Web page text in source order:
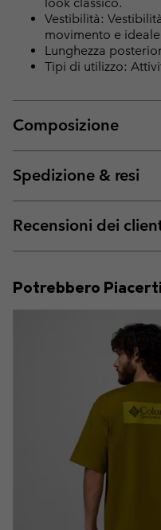
Vestibilità:
movimento e
Lunghezza
Tipi di utilizzo:
Composizione
Spedizione & resi
Recensioni dei
Potrebbero